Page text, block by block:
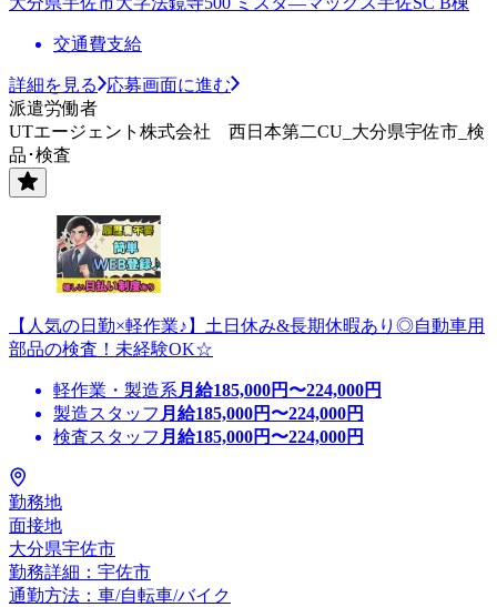
交通費支給
詳細を見る
応募画面に進む
派遣労働者
UTエージェント株式会社 西日本第二CU_大分県宇佐市_検
品･検査
【人気の日勤×軽作業♪】土日休み&長期休暇あり◎自動車用
部品の検査！未経験OK☆
軽作業・製造系 月給185,000円〜224,000円
製造スタッフ 月給185,000円〜224,000円
検査スタッフ 月給185,000円〜224,000円
勤務地
面接地
大分県宇佐市
勤務詳細：宇佐市
通勤方法：車/自転車/バイク